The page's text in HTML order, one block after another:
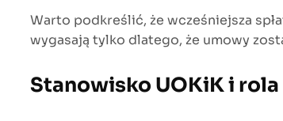
Warto podkreślić, że wcześniejsza
wygasają tylko dlatego, że umowy
Stanowisko UOKiK i